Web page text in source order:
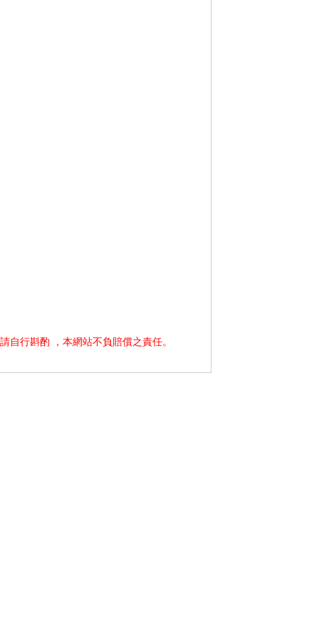
自行斟酌 ，本網站不負賠償之責任。